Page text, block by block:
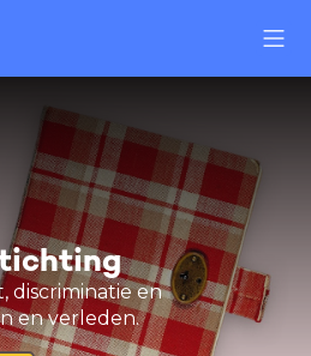
discriminatie en
en verleden.